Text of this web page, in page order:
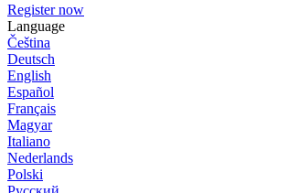
Register now
Language
Čeština
Deutsch
English
Español
Français
Magyar
Italiano
Nederlands
Polski